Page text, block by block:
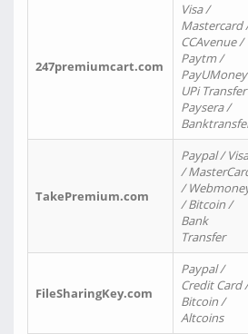
247premiumcart.com
Visa /
Mastercard
CCAvenue /
Paytm /
UPi
Paysera /
TakePremium.com
Paypal / Visa
/
/
/ Bitcoin /
Bank
Transfer
FileSharingKey.com
Paypal /
Credit Card /
Bitcoin /
Altcoins